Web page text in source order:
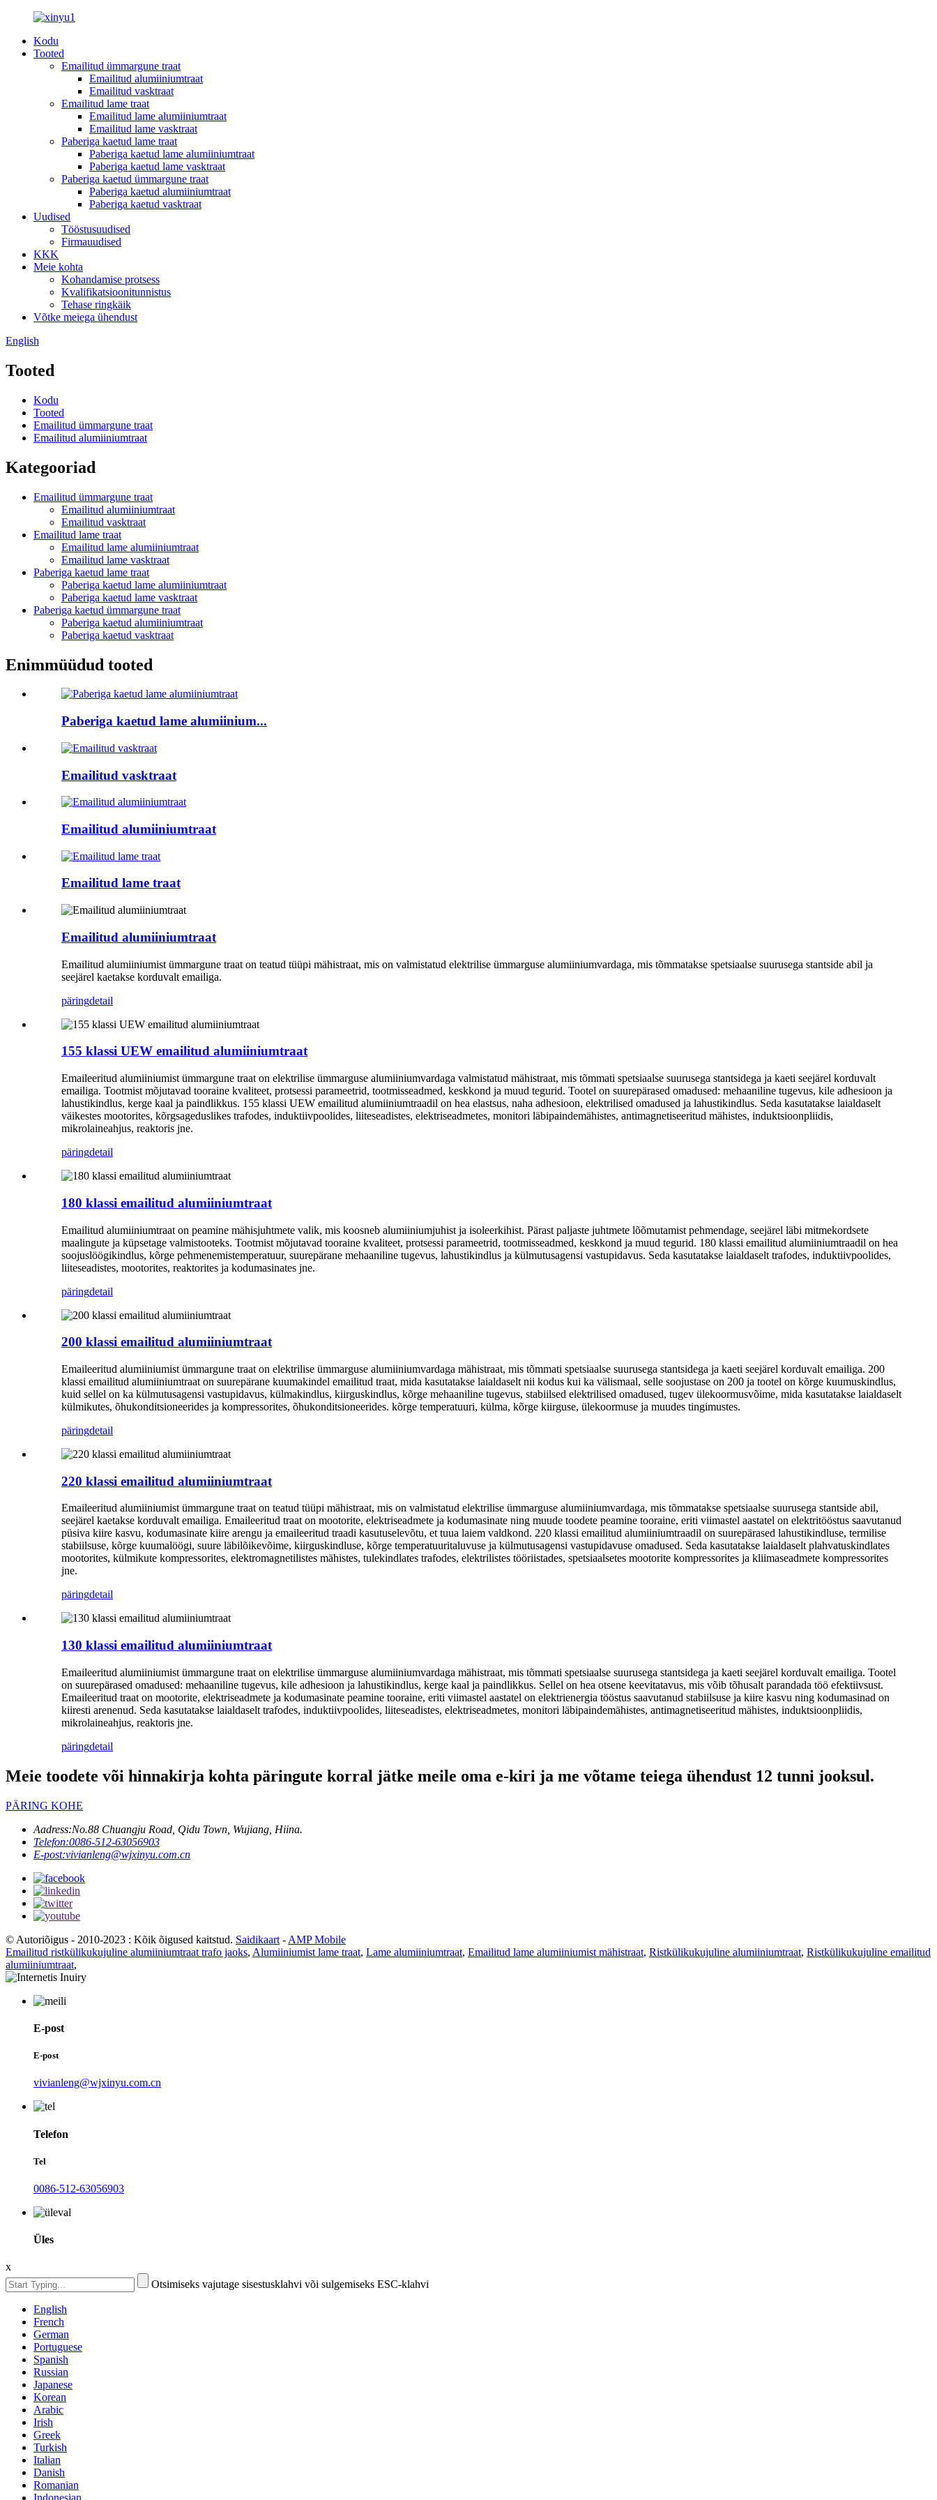
Kodu
Tooted
Emailitud ümmargune traat
Emailitud alumiiniumtraat
Emailitud vasktraat
Emailitud lame traat
Emailitud lame alumiiniumtraat
Emailitud lame vasktraat
Paberiga kaetud lame traat
Paberiga kaetud lame alumiiniumtraat
Paberiga kaetud lame vasktraat
Paberiga kaetud ümmargune traat
Paberiga kaetud alumiiniumtraat
Paberiga kaetud vasktraat
Uudised
Tööstusuudised
Firmauudised
KKK
Meie kohta
Kohandamise protsess
Kvalifikatsioonitunnistus
Tehase ringkäik
Võtke meiega ühendust
English
Tooted
Kodu
Tooted
Emailitud ümmargune traat
Emailitud alumiiniumtraat
Kategooriad
Emailitud ümmargune traat
Emailitud alumiiniumtraat
Emailitud vasktraat
Emailitud lame traat
Emailitud lame alumiiniumtraat
Emailitud lame vasktraat
Paberiga kaetud lame traat
Paberiga kaetud lame alumiiniumtraat
Paberiga kaetud lame vasktraat
Paberiga kaetud ümmargune traat
Paberiga kaetud alumiiniumtraat
Paberiga kaetud vasktraat
Enimmüüdud tooted
Paberiga kaetud lame alumiinium...
Emailitud vasktraat
Emailitud alumiiniumtraat
Emailitud lame traat
Emailitud alumiiniumtraat
Emailitud alumiiniumist ümmargune traat on teatud tüüpi mähistraat, mis on valmistatud elektrilise ümmarguse alumiiniumvardaga, mis tõmmatakse spetsiaalse suurusega stantside abil ja
seejärel kaetakse korduvalt emailiga.
päringdetail
155 klassi UEW emailitud alumiiniumtraat
Emaileeritud alumiiniumist ümmargune traat on elektrilise ümmarguse alumiiniumvardaga valmistatud mähistraat, mis tõmmati spetsiaalse suurusega stantsidega ja kaeti seejärel korduvalt
emailiga. Tootmist mõjutavad tooraine kvaliteet, protsessi parameetrid, tootmisseadmed, keskkond ja muud tegurid. Tootel on suurepärased omadused: mehaaniline tugevus, kile adhesioon ja
lahustikindlus, kerge kaal ja paindlikkus. 155 klassi UEW emailitud alumiiniumtraadil on hea elastsus, naha adhesioon, elektrilised omadused ja lahustikindlus. Seda kasutatakse laialdaselt
väikestes mootorites, kõrgsageduslikes trafodes, induktiivpoolides, liiteseadistes, elektriseadmetes, monitori läbipaindemähistes, antimagnetiseeritud mähistes, induktsioonpliidis,
mikrolaineahjus, reaktoris jne.
päringdetail
180 klassi emailitud alumiiniumtraat
Emailitud alumiiniumtraat on peamine mähisjuhtmete valik, mis koosneb alumiiniumjuhist ja isoleerkihist. Pärast paljaste juhtmete lõõmutamist pehmendage, seejärel läbi mitmekordsete
maalingute ja küpsetage valmistooteks. Tootmist mõjutavad tooraine kvaliteet, protsessi parameetrid, tootmisseadmed, keskkond ja muud tegurid. 180 klassi emailitud alumiiniumtraadil on hea
soojuslöögikindlus, kõrge pehmenemistemperatuur, suurepärane mehaaniline tugevus, lahustikindlus ja külmutusagensi vastupidavus. Seda kasutatakse laialdaselt trafodes, induktiivpoolides,
liiteseadistes, mootorites, reaktorites ja kodumasinates jne.
päringdetail
200 klassi emailitud alumiiniumtraat
Emaileeritud alumiiniumist ümmargune traat on elektrilise ümmarguse alumiiniumvardaga mähistraat, mis tõmmati spetsiaalse suurusega stantsidega ja kaeti seejärel korduvalt emailiga. 200
klassi emailitud alumiiniumtraat on suurepärane kuumakindel emailitud traat, mida kasutatakse laialdaselt nii kodus kui ka välismaal, selle soojustase on 200 ja tootel on kõrge kuumuskindlus,
kuid sellel on ka külmutusagensi vastupidavus, külmakindlus, kiirguskindlus, kõrge mehaaniline tugevus, stabiilsed elektrilised omadused, tugev ülekoormusvõime, mida kasutatakse laialdaselt
külmikutes, õhukonditsioneerides ja kompressorites, õhukonditsioneerides. kõrge temperatuuri, külma, kõrge kiirguse, ülekoormuse ja muudes tingimustes.
päringdetail
220 klassi emailitud alumiiniumtraat
Emaileeritud alumiiniumist ümmargune traat on teatud tüüpi mähistraat, mis on valmistatud elektrilise ümmarguse alumiiniumvardaga, mis tõmmatakse spetsiaalse suurusega stantside abil,
seejärel kaetakse korduvalt emailiga. Emaileeritud traat on mootorite, elektriseadmete ja kodumasinate ning muude toodete peamine tooraine, eriti viimastel aastatel on elektritööstus saavutanud
püsiva kiire kasvu, kodumasinate kiire arengu ja emaileeritud traadi kasutuselevõtu, et tuua laiem valdkond. 220 klassi emailitud alumiiniumtraadil on suurepärased lahustikindluse, termilise
stabiilsuse, kõrge kuumalöögi, suure läbilõikevõime, kiirguskindluse, kõrge temperatuuritaluvuse ja külmutusagensi vastupidavuse omadused. Seda kasutatakse laialdaselt plahvatuskindlates
mootorites, külmikute kompressorites, elektromagnetilistes mähistes, tulekindlates trafodes, elektrilistes tööriistades, spetsiaalsetes mootorite kompressorites ja kliimaseadmete kompressorites
jne.
päringdetail
130 klassi emailitud alumiiniumtraat
Emaileeritud alumiiniumist ümmargune traat on elektrilise ümmarguse alumiiniumvardaga mähistraat, mis tõmmati spetsiaalse suurusega stantsidega ja kaeti seejärel korduvalt emailiga. Tootel
on suurepärased omadused: mehaaniline tugevus, kile adhesioon ja lahustikindlus, kerge kaal ja paindlikkus. Sellel on hea otsene keevitatavus, mis võib tõhusalt parandada töö efektiivsust.
Emaileeritud traat on mootorite, elektriseadmete ja kodumasinate peamine tooraine, eriti viimastel aastatel on elektrienergia tööstus saavutanud stabiilsuse ja kiire kasvu ning kodumasinad on
kiiresti arenenud. Seda kasutatakse laialdaselt trafodes, induktiivpoolides, liiteseadistes, elektriseadmetes, monitori läbipaindemähistes, antimagnetiseeritud mähistes, induktsioonpliidis,
mikrolaineahjus, reaktoris jne.
päringdetail
Meie toodete või hinnakirja kohta päringute korral jätke meile oma e-kiri ja me võtame teiega ühendust 12 tunni jooksul.
PÄRING KOHE
Aadress:No.88 Chuangju Road, Qidu Town, Wujiang, Hiina.
Telefon:0086-512-63056903
E-post:vivianleng@wjxinyu.com.cn
© Autoriõigus - 2010-2023 : Kõik õigused kaitstud. Saidikaart - AMP Mobile
Emailitud ristkülikukujuline alumiiniumtraat trafo jaoks, Alumiiniumist lame traat, Lame alumiiniumtraat, Emailitud lame alumiiniumist mähistraat, Ristkülikukujuline alumiiniumtraat, Ristkülikukujuline emailitud
alumiiniumtraat,
E-post
E-post
vivianleng@wjxinyu.com.cn
Telefon
Tel
0086-512-63056903
Üles
x
Otsimiseks vajutage sisestusklahvi või sulgemiseks ESC-klahvi
English
French
German
Portuguese
Spanish
Russian
Japanese
Korean
Arabic
Irish
Greek
Turkish
Italian
Danish
Romanian